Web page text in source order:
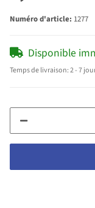
Numéro d'article: 1277
Disponible
Temps de livraison:2 - 7